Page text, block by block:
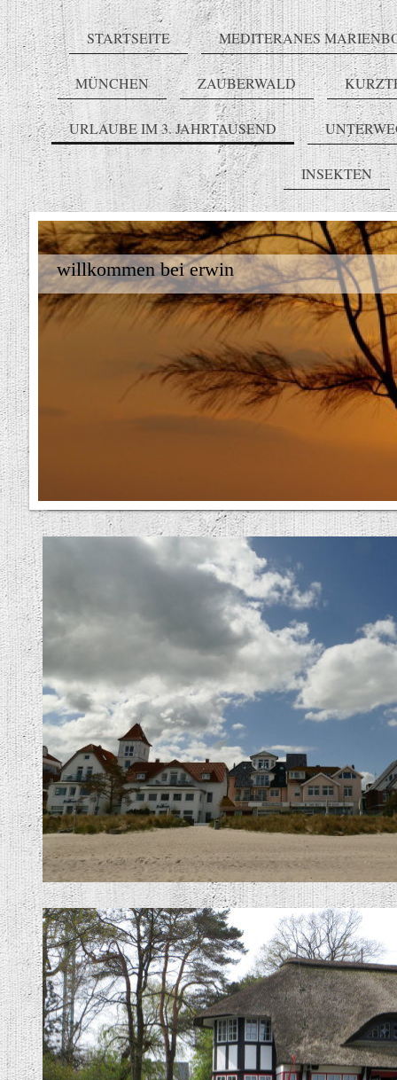
STARTSEITE MEDITERANES
MÜNCHEN ZAUBERWALD
URLAUBE IM 3. JAHRTAUSEND
INSEKTEN
willkommen bei erwin